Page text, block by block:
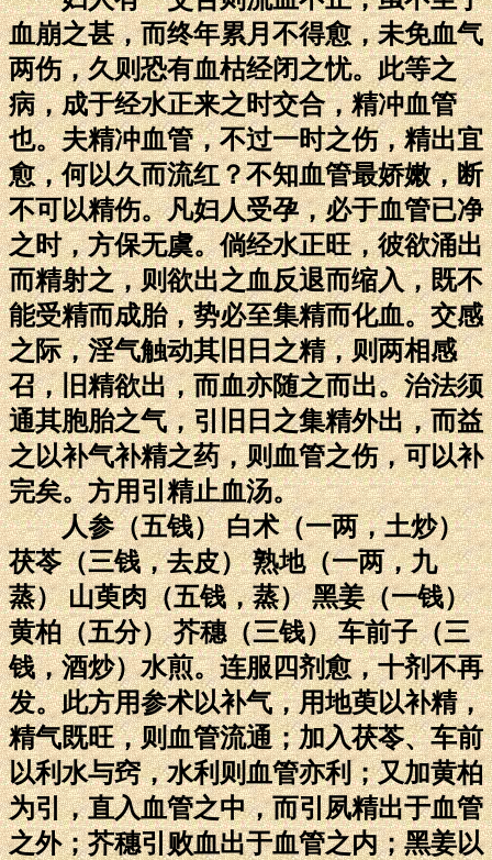
血崩之甚，而终年累月不得愈，未免血气
两伤，久则恐有血枯经闭之忧。此等之
病，成于经水正来之时交合，精冲血管
也。夫精冲血管，不过一时之伤，精出宜
愈，何以久而流红？不知血管最娇嫩，断
不可以精伤。凡妇人受孕，必于血管已净
之时，方保无虞。倘经水正旺，彼欲涌出
而精射之，则欲出之血反退而缩入，既不
能受精而成胎，势必至集精而化血。交感
之际，淫气触动其旧日之精，则两相感
召，旧精欲出，而血亦随之而出。治法须
通其胞胎之气，引旧日之集精外出，而益
之以补气补精之药，则血管之伤，可以补
完矣。方用引精止血汤。
人参（五钱） 白术（一两，土炒）
茯苓（三钱，去皮） 熟地（一两，九
蒸） 山萸肉（五钱，蒸） 黑姜（一钱）
黄柏（五分） 芥穗（三钱） 车前子（三
钱，酒炒）水煎。连服四剂愈，十剂不再
发。此方用参术以补气，用地萸以补精，
精气既旺，则血管流通；加入茯苓、车前
以利水与窍，水利则血管亦利；又加黄柏
为引，直入血管之中，而引夙精出于血管
之外；芥穗引败血出于血管之内；黑姜以